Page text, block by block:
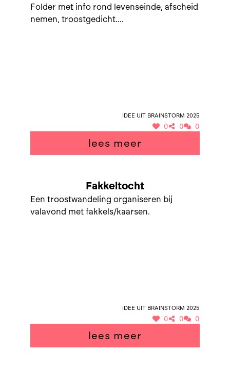
Folder met info rond levenseinde, afscheid
nemen, troostgedicht....
Idee uit brainstorm 2025
0 0 0
lees meer
Fakkeltocht
Een troostwandeling organiseren bij
valavond met fakkels/kaarsen.
Idee uit brainstorm 2025
0 0 0
lees meer